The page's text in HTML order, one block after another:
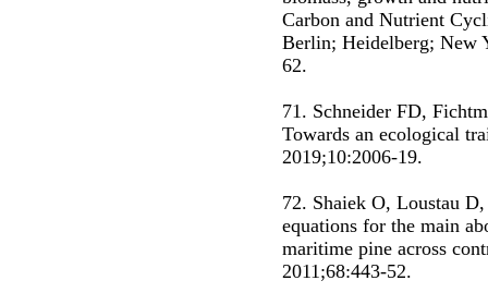
Carbon and Nutrient
Berlin; Heidelberg; New
62.
71. Schneider FD,
Towards an ecological
2019;10:2006-19.
72. Shaiek O, Loustau
equations for the main
maritime pine across
2011;68:443-52.